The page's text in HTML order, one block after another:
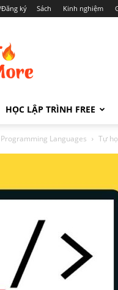
ký Sách Kinh nghiệm
HỌC LẬP TRÌNH FREE
Languages Tự